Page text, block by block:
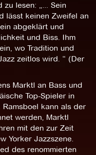
lesen: „... Sein
lässt keinen Zweifel an
abgeklärt und
und Biss. Ihm
wo Tradition und
zeitlos wird. “ (Der
Marktl an Bass und
Top-Spieler in
kann als der
werden, Marktl
mit den zur Zeit
Yorker Jazzszene.
des renommierten